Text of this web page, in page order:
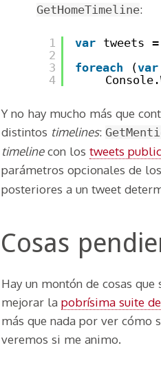
GetHomeTimeline:
1
2
3
4
var tweets
foreach
(var
Y no hay mucho más que
distintos timelines:
timelinecon los tweets
parámetros opcionales de
posteriores a un tweet
Cosas
Hay un montón de cosas
mejorar la pobrísima suite
más que nada por ver cómo
veremos si me animo.